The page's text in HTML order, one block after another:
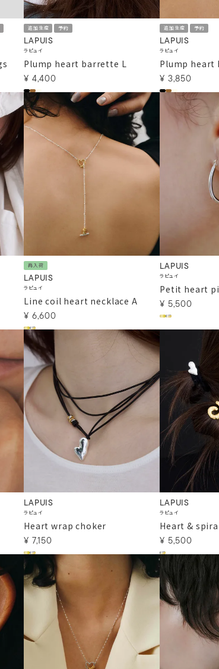
追加生産 予約
LAPUIS
ラピュイ
Plump heart barrette L
¥ 4,400
追加生産 予約
LAPUIS
ラピュイ
Plump heart
¥ 3,850
再入荷
LAPUIS
ラピュイ
Line coil heart necklace A
¥ 6,600
LAPUIS
ラピュイ
Petit heart
¥ 5,500
LAPUIS
ラピュイ
Heart wrap choker
¥ 7,150
LAPUIS
ラピュイ
Heart &
¥ 5,500